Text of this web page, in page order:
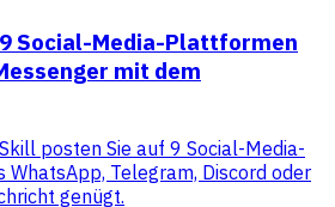
Social-Media-Plattformen
mit dem
posten Sie auf 9 Social-Media-
Telegram, Discord oder
genügt.